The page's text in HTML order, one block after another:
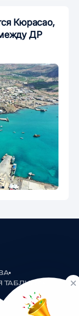
Кюрасао,
ДР
ТАБЛИЦА